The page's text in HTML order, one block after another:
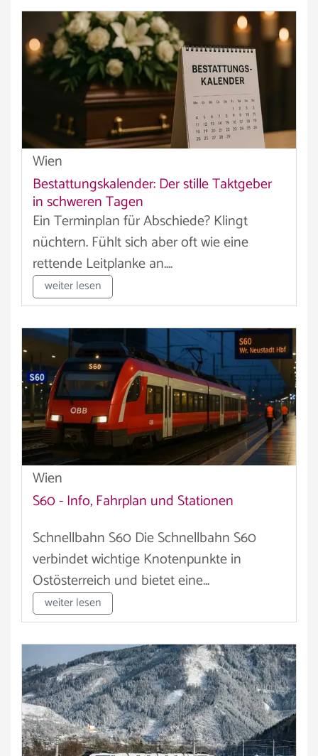
Wien
Bestattungskalender: Der stille Taktgeber
in schweren Tagen
Ein Terminplan für Abschiede? Klingt
nüchtern. Fühlt sich aber oft wie eine
rettende Leitplanke an....
weiter lesen
Wien
S60 - Info, Fahrplan und Stationen
Schnellbahn S60 Die Schnellbahn S60
verbindet wichtige Knotenpunkte in
Ostösterreich und bietet eine...
weiter lesen